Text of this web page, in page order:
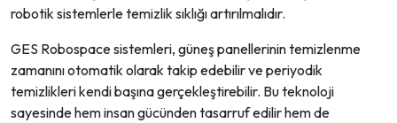
robotik sistemlerle temizlik sıklığı artırılmalıdır.
GES Robospace sistemleri, güneş panellerinin temizlenme
zamanını otomatik olarak takip edebilir ve periyodik
temizlikleri kendi başına gerçekleştirebilir. Bu teknoloji
sayesinde hem insan gücünden tasarruf edilir hem de